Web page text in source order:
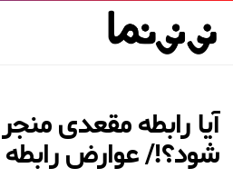
آیا رابطه مقعدی
شود؟!/ عوارض